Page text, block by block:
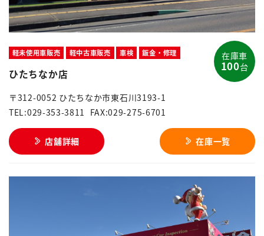
軽未使用車販売 軽中古車販売 車検 鈑金・修理
ひたちなか店
〒312-0052 ひたちなか市東石川3193-1
TEL:029-353-3811
FAX:029-275-6701
店舗詳細 在庫一覧
在庫車
100台